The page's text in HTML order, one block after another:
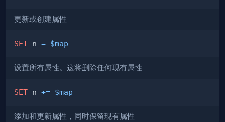
更新或创建属性
SET n = $map
设置所有属性。这将删除任何现有属性
SET n += $map
添加和更新属性，同时保留现有属性